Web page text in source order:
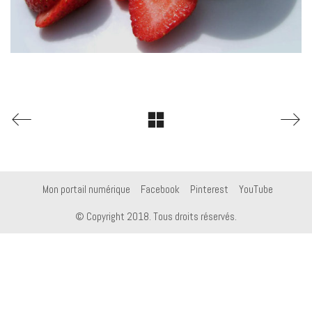
Mon portail numérique Facebook Pinterest YouTube
© Copyright 2018. Tous droits réservés.